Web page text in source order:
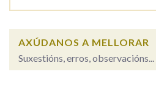
Nas definicións
AXÚDANOS A MELLORAR
Suxestións, erros, observacións...